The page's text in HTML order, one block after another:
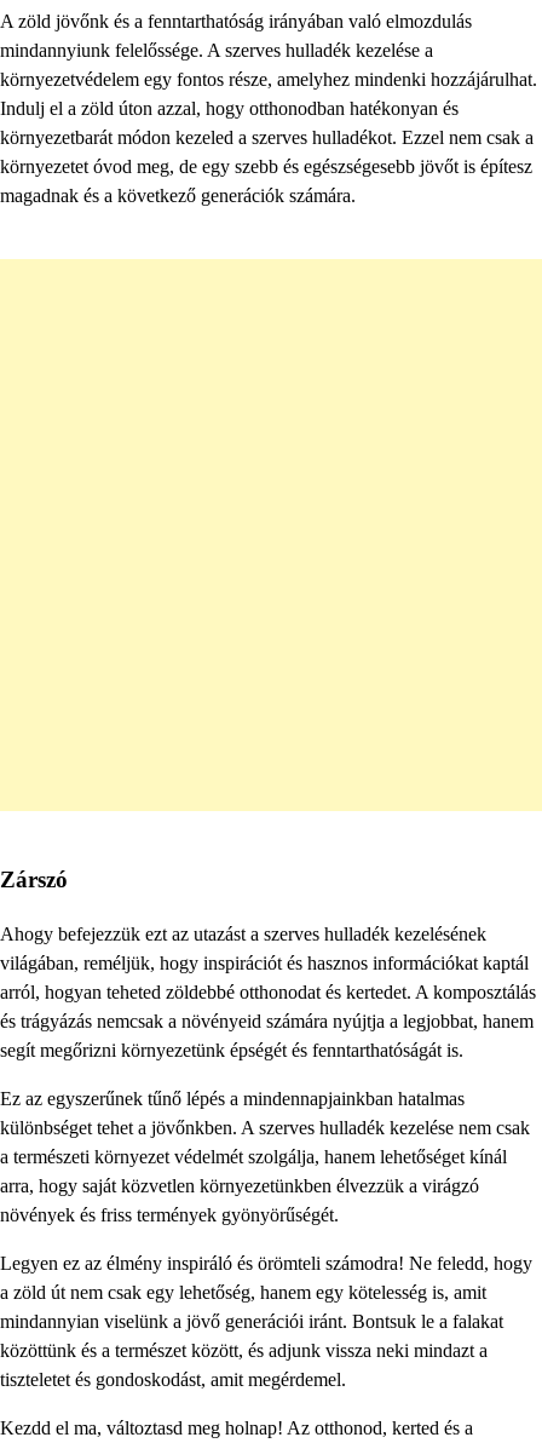
A zöld jövőnk és a fenntarthatóság irányában való elmozdulás
mindannyiunk felelőssége. A szerves hulladék kezelése a
környezetvédelem egy fontos része, amelyhez mindenki hozzájárulhat.
Indulj el a zöld úton azzal, hogy otthonodban hatékonyan és
környezetbarát módon kezeled a szerves hulladékot. Ezzel nem csak a
környezetet óvod meg, de egy szebb és egészségesebb jövőt is építesz
magadnak és a következő generációk számára.
Zárszó
Ahogy befejezzük ezt az utazást a szerves hulladék kezelésének
világában, reméljük, hogy inspirációt és hasznos információkat kaptál
arról, hogyan teheted zöldebbé otthonodat és kertedet. A komposztálás
és trágyázás nemcsak a növényeid számára nyújtja a legjobbat, hanem
segít megőrizni környezetünk épségét és fenntarthatóságát is.
Ez az egyszerűnek tűnő lépés a mindennapjainkban hatalmas
különbséget tehet a jövőnkben. A szerves hulladék kezelése nem csak
a természeti környezet védelmét szolgálja, hanem lehetőséget kínál
arra, hogy saját közvetlen környezetünkben élvezzük a virágzó
növények és friss termények gyönyörűségét.
Legyen ez az élmény inspiráló és örömteli számodra! Ne feledd, hogy
a zöld út nem csak egy lehetőség, hanem egy kötelesség is, amit
mindannyian viselünk a jövő generációi iránt. Bontsuk le a falakat
közöttünk és a természet között, és adjunk vissza neki mindazt a
tiszteletet és gondoskodást, amit megérdemel.
Kezdd el ma, változtasd meg holnap! Az otthonod, kerted és a